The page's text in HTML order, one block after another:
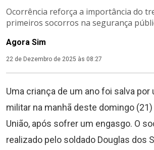
Ocorrência reforça a importância do
primeiros socorros na segurança
Agora Sim
22 de Dezembro de 2025 às 08:27
Uma criança de um ano foi salva por
militar na manhã deste domingo
União, após sofrer um engasgo. O
realizado pelo soldado Douglas dos